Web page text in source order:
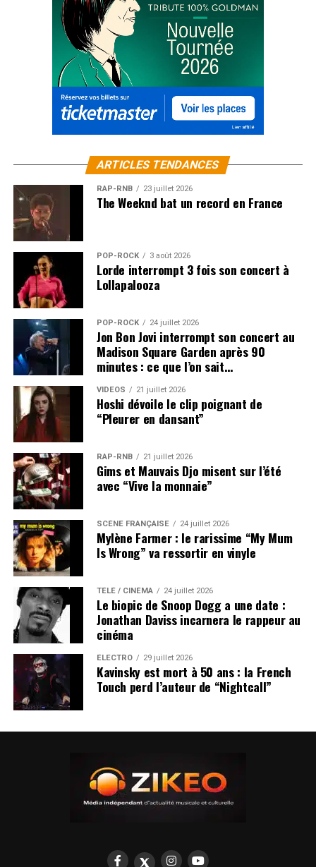
ARTICLES TENDANCES
RAP-RNB 23 juillet 2026
The Weeknd bat un record en France
POP-ROCK 3 août 2026
Lorde interrompt 3 fois son concert à
Lollapalooza
POP-ROCK 24 juillet 2026
Jon Bon Jovi interrompt son concert au
Madison Square Garden après 90
minutes : ce que l’on sait…
VIDEOS 21 juillet 2026
Hoshi dévoile le clip poignant de
“Pleurer en dansant”
RAP-RNB 21 juillet 2026
Gims et Mauvais Djo misent sur l’été
avec “Vive la monnaie”
SCÈNE FRANÇAISE 24 juillet 2026
Mylène Farmer : le rarissime “My Mum
Is Wrong” va ressortir en vinyle
TÉLÉ / CINÉMA 24 juillet 2026
Le biopic de Snoop Dogg a une date :
Jonathan Daviss incarnera le rappeur au
cinéma
ÉLECTRO 29 juillet 2026
Kavinsky est mort à 50 ans : la French
Touch perd l’auteur de “Nightcall”